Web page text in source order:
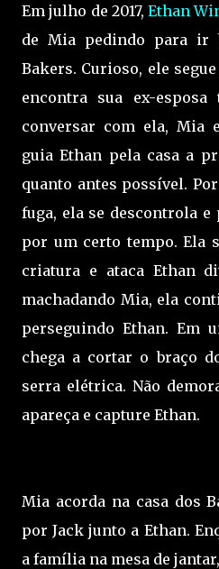
Em julho de 2017, Ethan
de Mia pedindo para ir
Bakers. Curioso, ele
encontra sua ex-
conversar com ela, Mia
guia Ethan pela casa a
quanto antes possível.
fuga, ela se descontrola e
por um certo tempo. Ela
criatura e ataca Ethan
machadando Mia, ela
perseguindo Ethan. Em
chega a cortar o braço
serra elétrica. Não
apareça e capture Ethan.
Mia acorda na casa dos
por Jack junto a Ethan.
a família na mesa de